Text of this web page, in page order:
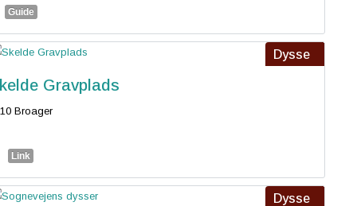
Guide
Dysse
Gravplads
Broager
Link
Dysse